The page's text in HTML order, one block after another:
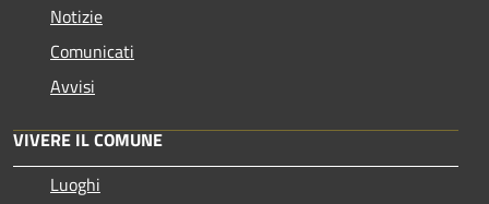
Notizie
Comunicati
Avvisi
VIVERE IL COMUNE
Luoghi